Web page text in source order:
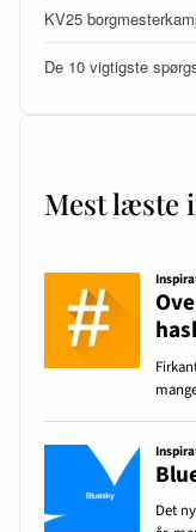
KV25
De 10 vigtigste
Mest læste